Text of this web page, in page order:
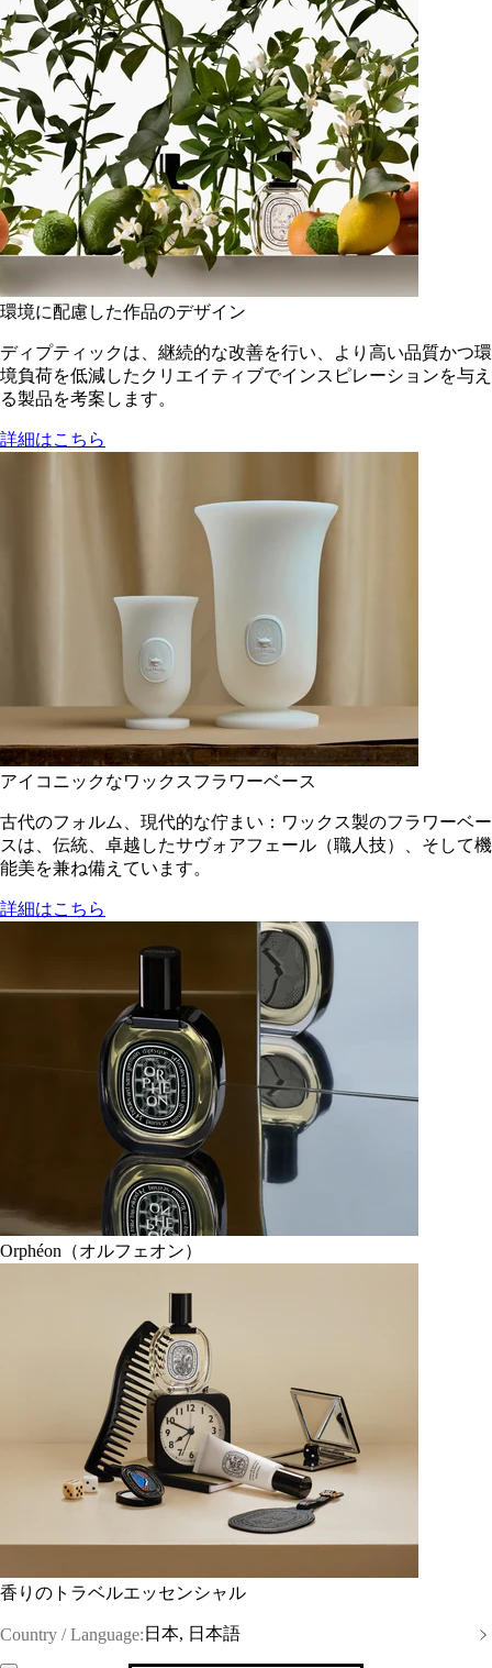
環境に配慮した作品のデザイン
ディプティックは、継続的な改善を行い、より高い品質かつ環
境負荷を低減した​クリエイティブでインスピレーションを与え
る製品を考案します。
詳細はこちら
アイコニックなワックスフラワーベース
古代のフォルム、現代的な佇まい：ワックス製のフラワーベー
スは、伝統、卓越したサヴォアフェール（職人技）、そして機
能美を兼ね備えています。
詳細はこちら
Orphéon（オルフェオン）
香りのトラベルエッセンシャル
Country / Language: 日本, 日本語